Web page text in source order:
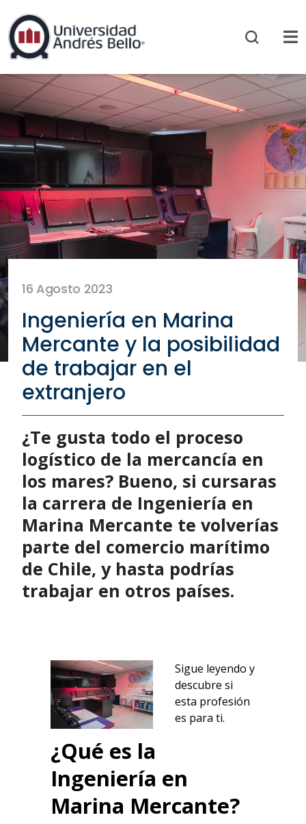
16 Agosto 2023
Ingeniería en Marina
Mercante y la posibilidad
de trabajar en el
extranjero
¿Te gusta todo el proceso
logístico de la mercancía en
los mares? Bueno, si cursaras
la carrera de Ingeniería en
Marina Mercante te volverías
parte del comercio marítimo
de Chile, y hasta podrías
trabajar en otros países.
Sigue leyendo y
descubre si
esta profesión
es para ti.
¿Qué es la
Ingeniería en
Marina Mercante?